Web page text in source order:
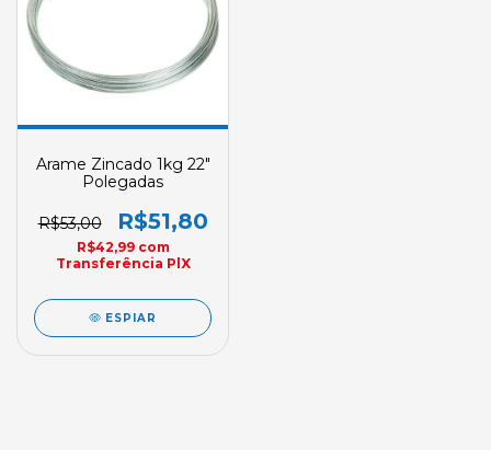
Arame Zincado 1kg 22"
Polegadas
R$53,00 R$51,80
R$42,99 com
Transferência PlX
ESPIAR